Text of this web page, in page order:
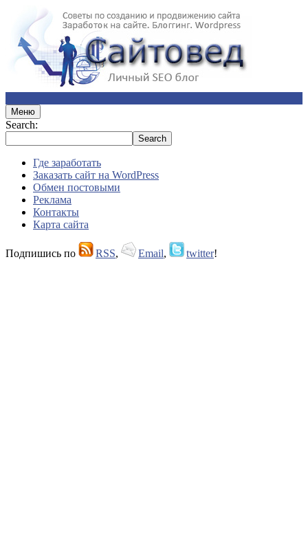
Меню
Search:
Где заработать
Заказать сайт на WordPress
Обмен постовыми
Реклама
Контакты
Карта сайта
Подпишись по RSS, Email, twitter!